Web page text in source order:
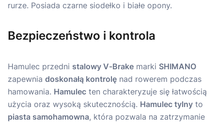
Bezpieczeństwo i kontrola
Hamulec przedni stalowy V-Brake marki SHIMANO
zapewnia doskonałą kontrolę nad rowerem podczas
hamowania. Hamulec ten charakteryzuje się łatwością
użycia oraz wysoką skutecznością. Hamulec tylny to
piasta samohamowna, która pozwala na zatrzymanie